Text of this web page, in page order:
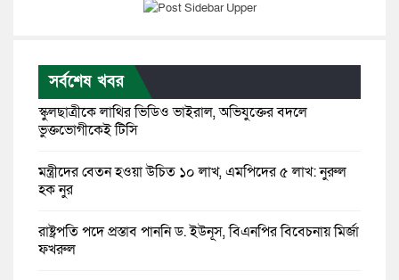
সর্বশেষ খবর
স্কুলছাত্রীকে লাথির ভিডিও ভাইরাল, অভিযুক্তের বদলে
ভুক্তভোগীকেই টিসি
মন্ত্রীদের বেতন হওয়া উচিত ১০ লাখ, এমপিদের ৫ লাখ: নুরুল
হক নুর
রাষ্ট্রপতি পদে প্রস্তাব পাননি ড. ইউনূস, বিএনপির বিবেচনায় মির্জা
ফখরুল